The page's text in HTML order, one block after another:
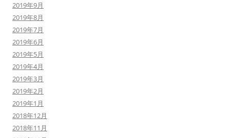
2019年9月
2019年8月
2019年7月
2019年6月
2019年5月
2019年4月
2019年3月
2019年2月
2019年1月
2018年12月
2018年11月